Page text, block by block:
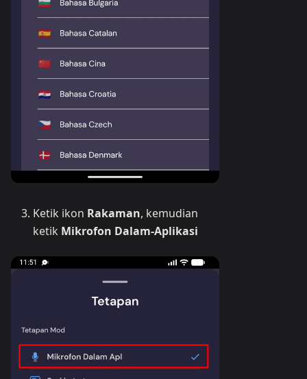
Ketik ikon Rakaman, kemudian
ketik Mikrofon Dalam-Aplikasi